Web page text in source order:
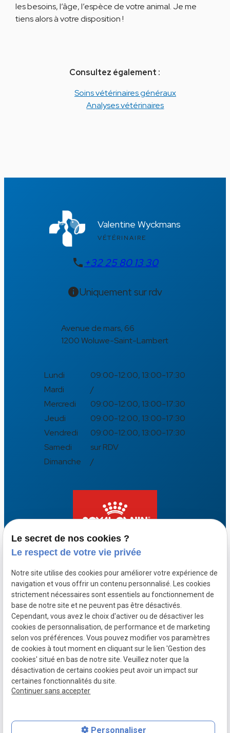
les besoins, l’âge, l’espèce de votre animal. Je me
tiens alors à votre disposition !
Consultez également :
Soins vétérinaires généraux
Analyses vétérinaires
Valentine Wyckmans
VÉTÉRINAIRE
phone +32 25 80 13 30
infoUniquement sur rdv
Avenue de mars, 66
1200 Woluwe-Saint-Lambert
Lundi 09:00-12:00, 13:00-17:30
Mardi
/
Mercredi
09:00-12:00, 13:00-17:30
Jeudi
09:00-12:00, 13:00-17:30
Vendredi
09:00-12:00, 13:00-17:30
Samedi
sur RDV
Dimanche
/
TVA
Intracommunautaire :
BE0774602903
confidentialité
Gestion des cookies
Le secret de nos cookies ?
Le respect de votre vie privée
Notre site utilise des cookies pour améliorer votre expérience de
navigation et vous offrir un contenu personnalisé. Les cookies
strictement nécessaires sont essentiels au fonctionnement de
base de notre site et ne peuvent pas être désactivés.
Cependant, vous avez le choix d'activer ou de désactiver les
cookies de personnalisation, de performance et de marketing
selon vos préférences. Vous pouvez modifier vos paramètres
de cookies à tout moment en cliquant sur le lien 'Gestion des
cookies' situé en bas de notre site. Veuillez noter que la
désactivation de certains cookies peut avoir un impact sur
certaines fonctionnalités du site.
Continuer sans accepter
Personnaliser